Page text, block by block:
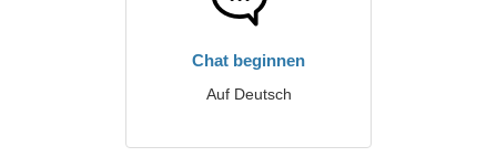
Chat beginnen
Auf Deutsch